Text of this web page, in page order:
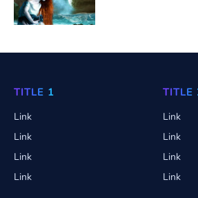
TITLE 1
Link
Link
Link
Link
TITLE
Link
Link
Link
Link